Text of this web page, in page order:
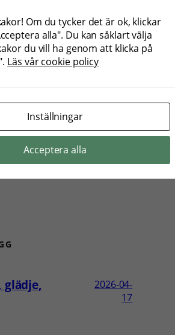
ett fantastiskt sätt
vi människor
anledningar att
gilla häst
glädje,
2026-04-
17
Om du tycker det är ok, klickar
alla". Du kan såklart välja
du vill ha genom att klicka på
Läs vår cookie policy
Inställningar
Acceptera alla